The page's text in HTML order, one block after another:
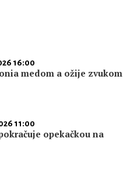
16:00
medom a ožije zvukom
11:00
opekačkou na